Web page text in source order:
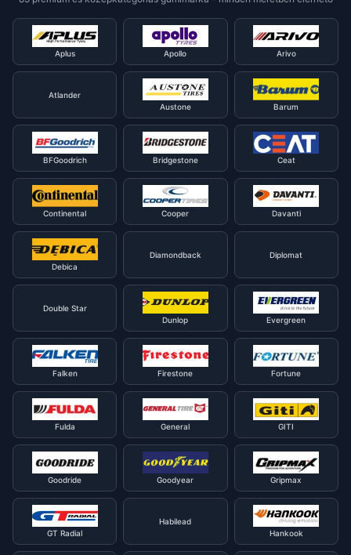
Aplus Apollo Arivo
Atlander
Austone
Barum
BFGoodrich Bridgestone Ceat
Continental Cooper Davanti
Debica
Diamondback Diplomat
Double Star
Dunlop
Evergreen
Falken Firestone Fortune
Fulda General GITI
Goodride Goodyear Gripmax
GT Radial
Habilead
Hankook